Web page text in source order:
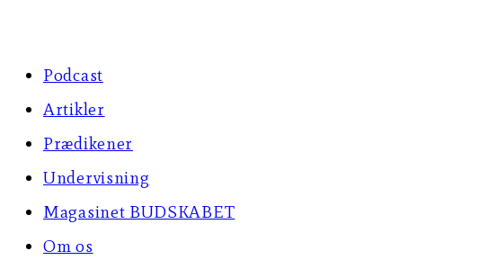
Podcast
Artikler
Prædikener
Undervisning
Magasinet BUDSKABET
Om os